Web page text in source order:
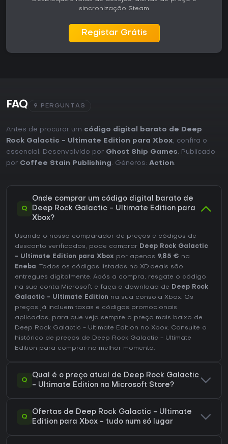
sincronização Steam
Registar Grátis
FAQ 9 PERGUNTAS
Antes de procurar um código digital barato de Deep
Rock Galactic - Ultimate Edition para Xbox, confira o
essencial. Desenvolvido por Ghost Ship Games. Publicado
por Coffee Stain Publishing. Géneros: Action.
Q
Onde comprar um código digital barato de
Deep Rock Galactic - Ultimate Edition para
Xbox?
Usando o nosso comparador de preços e códigos de
desconto verificados, pode comprar Deep Rock Galactic
- Ultimate Edition para Xbox por apenas 9,85 € na
Eneba . Todos os códigos listados no XD.deals são
entregues digitalmente. Após a compra, resgate o código
na sua conta Microsoft e faça o download de Deep Rock
Galactic - Ultimate Edition na sua consola Xbox. Os
preços já incluem taxas e códigos promocionais
aplicados, para que veja sempre o preço mais baixo de
Deep Rock Galactic - Ultimate Edition no Xbox. Consulte o
histórico de preços de Deep Rock Galactic - Ultimate
Edition para comprar no melhor momento.
Q
Qual é o preço atual de Deep Rock Galactic
- Ultimate Edition na Microsoft Store?
Q
Ofertas de Deep Rock Galactic - Ultimate
Edition para Xbox - tudo num só lugar